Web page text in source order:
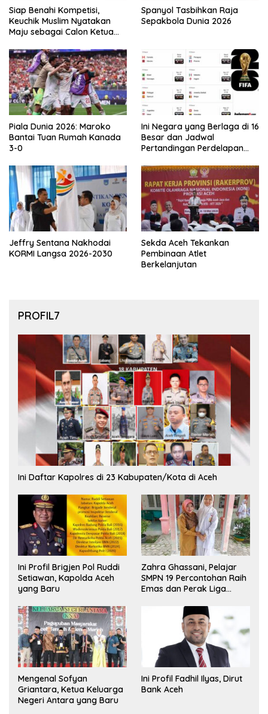
Siap Benahi Kompetisi,
Keuchik Muslim Nyatakan
Maju sebagai Calon Ketua
Spanyol Tasbihkan Raja
Sepakbola Dunia 2026
Piala Dunia 2026: Maroko
Bantai Tuan Rumah Kanada
3-0
Ini Negara yang Berlaga di 16
Besar dan Jadwal
Pertandingan Perdelapan
Jeffry Sentana Nakhodai
KORMI Langsa 2026-2030
Sekda Aceh Tekankan
Pembinaan Atlet
Berkelanjutan
PROFIL7
Ini Daftar Kapolres di 23 Kabupaten/Kota di Aceh
Ini Profil Brigjen Pol Ruddi
Setiawan, Kapolda Aceh
yang Baru
Zahra Ghassani, Pelajar
SMPN 19 Percontohan Raih
Emas dan Perak Liga
Mengenal Sofyan
Griantara, Ketua Keluarga
Negeri Antara yang Baru
Ini Profil Fadhil Ilyas, Dirut
Bank Aceh